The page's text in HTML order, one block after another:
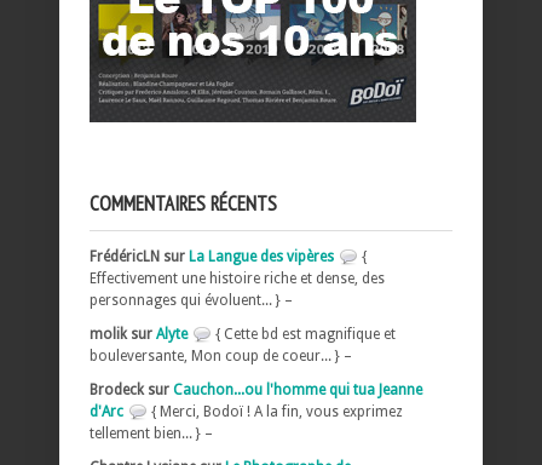
COMMENTAIRES RÉCENTS
FrédéricLN sur La Langue des vipères
{
Effectivement une histoire riche et dense, des
personnages qui évoluent... } –
molik sur Alyte
{ Cette bd est magnifique et
bouleversante, Mon coup de coeur... } –
Brodeck sur Cauchon...ou l'homme qui tua Jeanne
d'Arc
{ Merci, Bodoï ! A la fin, vous exprimez
tellement bien... } –